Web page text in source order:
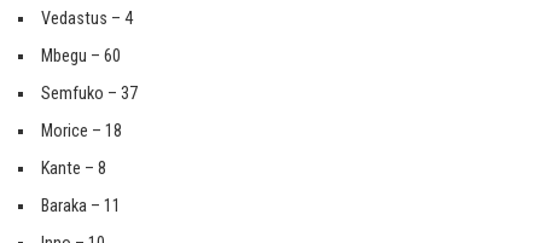
Vedastus – 4
Mbegu – 60
Semfuko – 37
Morice – 18
Kante – 8
Baraka – 11